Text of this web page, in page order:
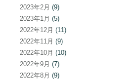
2023年2月 (9)
2023年1月 (5)
2022年12月 (11)
2022年11月 (9)
2022年10月 (10)
2022年9月 (7)
2022年8月 (9)